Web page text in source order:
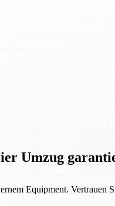
Umzug
Equipment. Vertrauen